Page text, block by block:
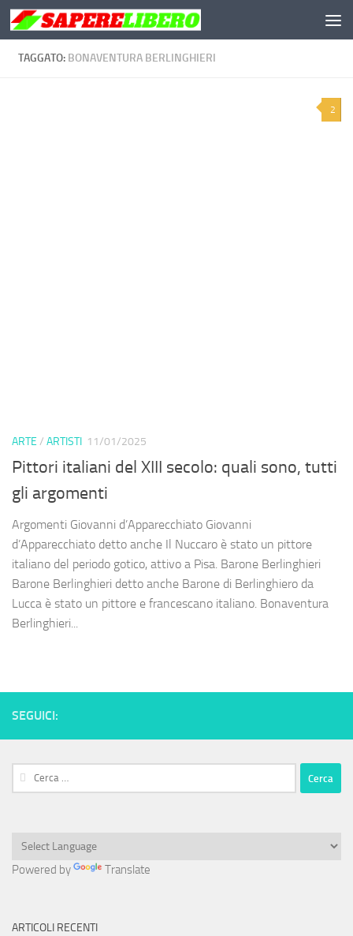
Salta al contenuto
TAGGATO: BONAVENTURA BERLINGHIERI
2
ARTE / ARTISTI 11/01/2025
Pittori italiani del XIII secolo: quali sono, tutti
gli argomenti
Argomenti Giovanni d’Apparecchiato Giovanni
d’Apparecchiato detto anche Il Nuccaro è stato un pittore
italiano del periodo gotico, attivo a Pisa. Barone Berlinghieri
Barone Berlinghieri detto anche Barone di Berlinghiero da
Lucca è stato un pittore e francescano italiano. Bonaventura
Berlinghieri...
SEGUICI:
Ricerca
per:
Powered by Translate
ARTICOLI RECENTI